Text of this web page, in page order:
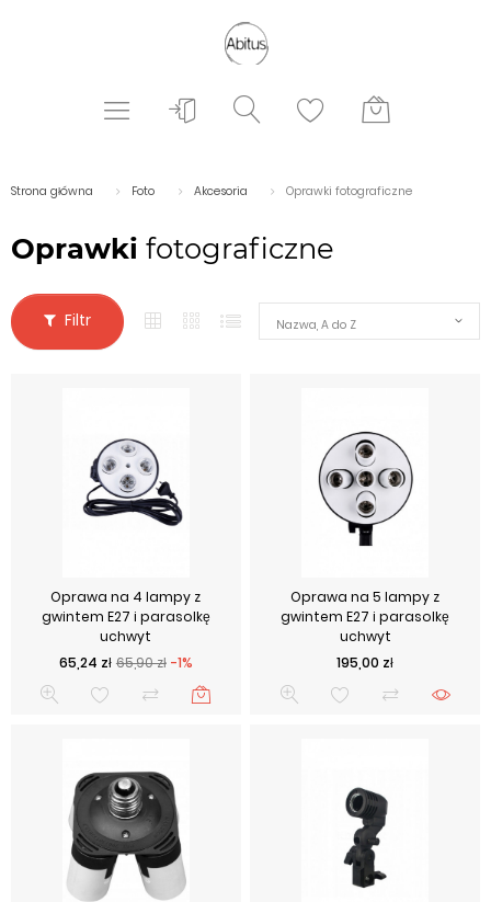
Strona główna Foto Akcesoria Oprawki fotograficzne
Oprawki fotograficzne
Filtr Nazwa, A do Z
Oprawa na 4 lampy z
gwintem E27 i parasolkę
uchwyt
Cena podstawowa
65,90 zł -1%
Cena
65,24 zł
Oprawa na 5 lampy z
gwintem E27 i parasolkę
uchwyt
Cena
195,00 zł